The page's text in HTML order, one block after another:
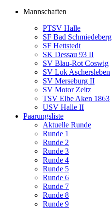
Mannschaften
PTSV Halle
SF Bad Schmiedeberg
SF Hettstedt
SK Dessau 93 II
SV Blau-Rot Coswig
SV Lok Aschersleben
SV Merseburg II
SV Motor Zeitz
TSV Elbe Aken 1863
USV Halle II
Paarungsliste
Aktuelle Runde
Runde 1
Runde 2
Runde 3
Runde 4
Runde 5
Runde 6
Runde 7
Runde 8
Runde 9